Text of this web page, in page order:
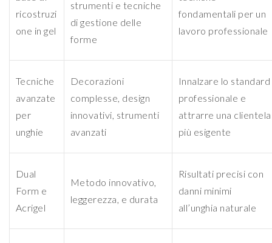
ricostruzi
one in gel
strumenti e tecniche
di gestione delle
forme
fondamentali per un
lavoro professionale
Tecniche
avanzate
per
unghie
Decorazioni
complesse, design
innovativi, strumenti
avanzati
Innalzare lo standard
professionale e
attrarre una clientela
più esigente
Dual
Form e
Acrigel
Metodo innovativo,
leggerezza, e durata
Risultati precisi con
danni minimi
all’unghia naturale